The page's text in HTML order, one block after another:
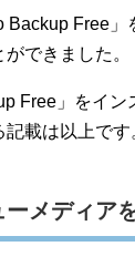
Backup Free」
ができました。
Free」をイ
記載は以上です
メディア